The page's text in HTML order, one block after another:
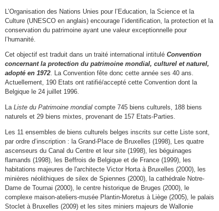
L’Organisation des Nations Unies pour l’Education, la Science et la
Culture (UNESCO en anglais) encourage l’identification, la protection et la
conservation du patrimoine ayant une valeur exceptionnelle pour
l’humanité.
Cet objectif est traduit dans un traité international intitulé Convention
concernant la protection du patrimoine mondial, culturel et naturel,
adopté en 1972. La Convention fête donc cette année ses 40 ans.
Actuellement, 190 Etats ont ratifié/accepté cette Convention dont la
Belgique le 24 juillet 1996.
La Liste du Patrimoine mondial compte 745 biens culturels, 188 biens
naturels et 29 biens mixtes, provenant de 157 Etats-Parties.
Les 11 ensembles de biens culturels belges inscrits sur cette Liste sont,
par ordre d’inscription : la Grand-Place de Bruxelles (1998), Les quatre
ascenseurs du Canal du Centre et leur site (1998), les béguinages
flamands (1998), les Beffrois de Belgique et de France (1999), les
habitations majeures de l'architecte Victor Horta à Bruxelles (2000), les
minières néolithiques de silex de Spiennes (2000), la cathédrale Notre-
Dame de Tournai (2000), le centre historique de Bruges (2000), le
complexe maison-ateliers-musée Plantin-Moretus à Liège (2005), le palais
Stoclet à Bruxelles (2009) et les sites miniers majeurs de Wallonie